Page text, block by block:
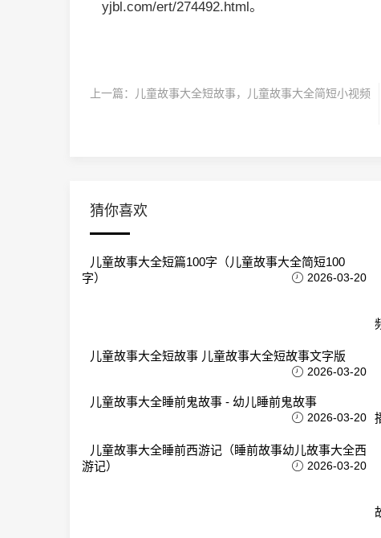
yjbl.com/ert/274492.html。
上一篇： 儿童故事大全短故事，儿童故事大全简短小视频
猜你喜欢
儿童故事大全短篇100字（儿童故事大全简短100
字）
2026-03-20
儿童故事大全短故事 儿童故事大全短故事文字版
2026-03-20
儿童故事大全睡前鬼故事 - 幼儿睡前鬼故事
2026-03-20
儿童故事大全睡前西游记（睡前故事幼儿故事大全西
游记）
2026-03-20